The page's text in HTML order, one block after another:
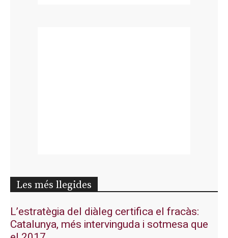
Les més llegides
L’estratègia del diàleg certifica el fracàs:
Catalunya, més intervinguda i sotmesa que